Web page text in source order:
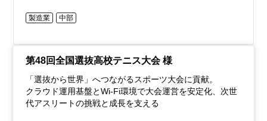
製造業 中部
第48回全国選抜高校テニス大会 様
「選抜から世界」へつながるスポーツ大会に貢献。
クラウド運用基盤とWi-Fi環境で大会運営を安定化、次世
代アスリートの挑戦と成長を支える